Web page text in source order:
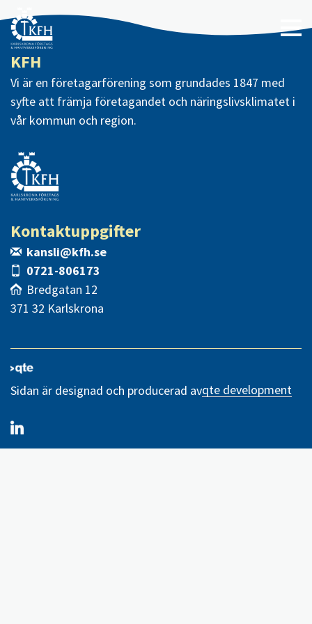
KFH
Vi är en företagarförening som grundades 1847 med
syfte att främja företagandet och näringslivsklimatet i
vår kommun och region.
Kontaktuppgifter
kansli@kfh.se
0721-806173
Bredgatan 12
371 32 Karlskrona
Sidan är designad och producerad avqte development